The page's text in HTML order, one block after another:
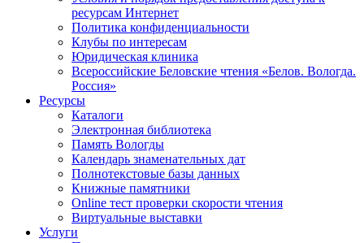
ресурсам Интернет
Политика конфиденциальности
Клубы по интересам
Юридическая клиника
Всероссийские Беловские чтения «Белов. Вологда.
Россия»
Ресурсы
Каталоги
Электронная библиотека
Память Вологды
Календарь знаменательных дат
Полнотекстовые базы данных
Книжные памятники
Online тест проверки скорости чтения
Виртуальные выставки
Услуги